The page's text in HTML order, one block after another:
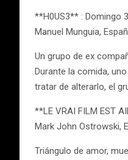
**H0US3** : Domingo
Manuel Munguia,
Un grupo de ex
Durante la comida,
tratar de alterarlo, el
**LE VRAI FILM EST
Mark John Ostrowski,
Triángulo de amor,